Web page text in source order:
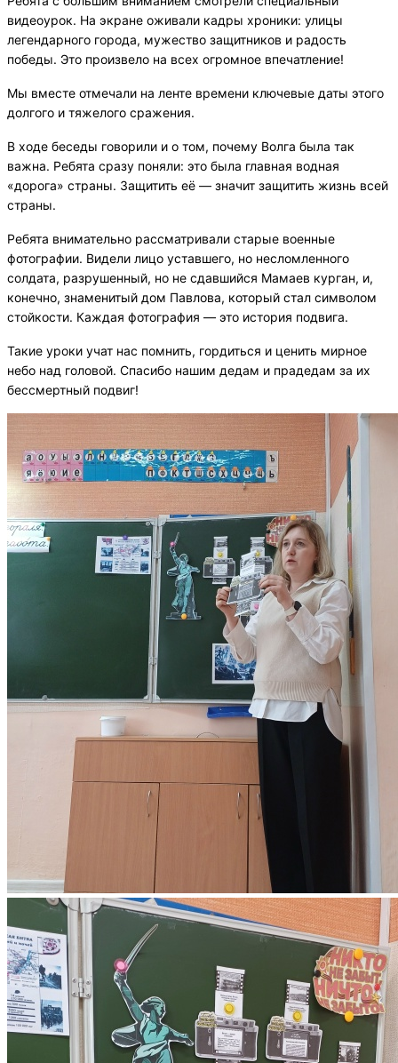
видеоурок. На экране оживали кадры хроники: улицы
легендарного города, мужество защитников и радость
победы. Это произвело на всех огромное впечатление!
Мы вместе отмечали на ленте времени ключевые даты этого
долгого и тяжелого сражения.
В ходе беседы говорили и о том, почему Волга была так
важна. Ребята сразу поняли: это была главная водная
«дорога» страны. Защитить её — значит защитить жизнь всей
страны.
Ребята внимательно рассматривали старые военные
фотографии. Видели лицо уставшего, но несломленного
солдата, разрушенный, но не сдавшийся Мамаев курган, и,
конечно, знаменитый дом Павлова, который стал символом
стойкости. Каждая фотография — это история подвига.
Такие уроки учат нас помнить, гордиться и ценить мирное
небо над головой. Спасибо нашим дедам и прадедам за их
бессмертный подвиг!